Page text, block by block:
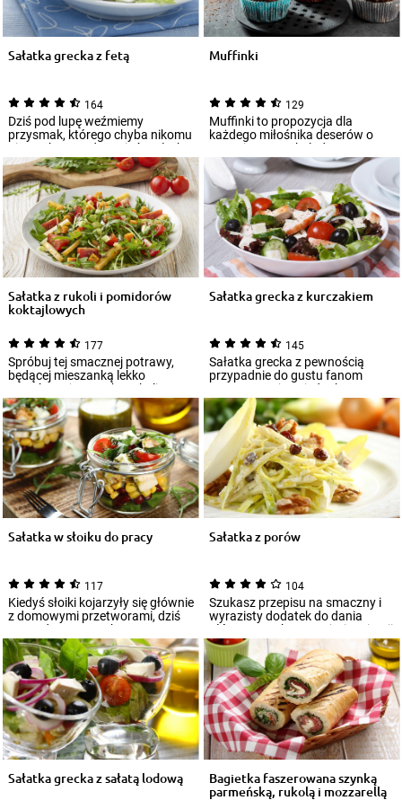
Sałatka grecka z fetą
164
Dziś pod lupę weźmiemy
przysmak, którego chyba nikomu
nie trzeba przedstawiać! Sałatka
grecka z f...
Muffinki
129
Muffinki to propozycja dla
każdego miłośnika deserów o
wyrazistym czekoladowym
smaku. Jeśli należ...
Sałatka z rukoli i pomidorów
koktajlowych
177
Spróbuj tej smacznej potrawy,
będącej mieszanką lekko
orzechowej w smaku rukoli ze
słodkimi pomid...
Sałatka grecka z kurczakiem
145
Sałatka grecka z pewnością
przypadnie do gustu fanom
warzyw. Możesz jednak
urozmaicić jej podstaw...
Sałatka w słoiku do pracy
117
Kiedyś słoiki kojarzyły się głównie
z domowymi przetworami, dziś
są modnym sposobem na
podanie g...
Sałatka z porów
104
Szukasz przepisu na smaczny i
wyrazisty dodatek do dania
głównego? Skorzystaj z inspiracji
na sał...
Sałatka grecka z sałatą lodową Bagietka faszerowana szynką
parmeńską, rukolą i mozzarellą